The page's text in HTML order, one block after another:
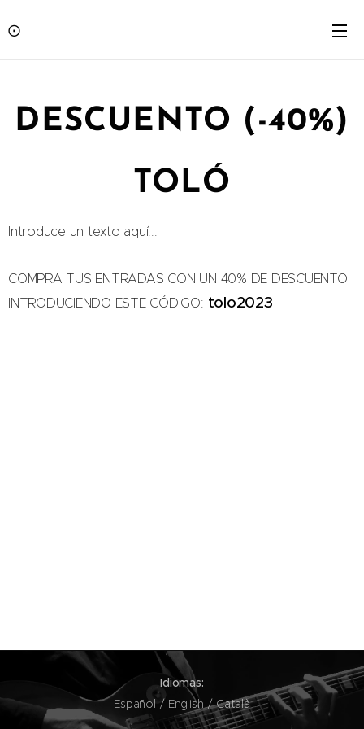
⨀
DESCUENTO (-40%)
TOLÓ
Introduce un texto aquí...
COMPRA TUS ENTRADAS CON UN 40% DE DESCUENTO
INTRODUCIENDO ESTE CÓDIGO: tolo2023
Idiomas
Español
English Català